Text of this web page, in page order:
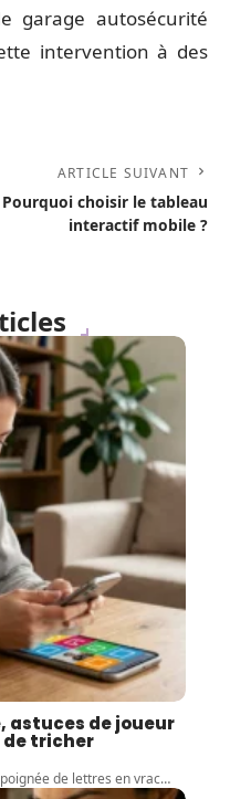
garage autosécurité
intervention à des
ARTICLE SUIVANT
Pourquoi choisir le tableau
interactif mobile ?
astuces de joueur
de tricher
de lettres en vrac…